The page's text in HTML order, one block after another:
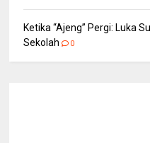
Ketika “Ajeng” Pergi: Luka
Sekolah
0